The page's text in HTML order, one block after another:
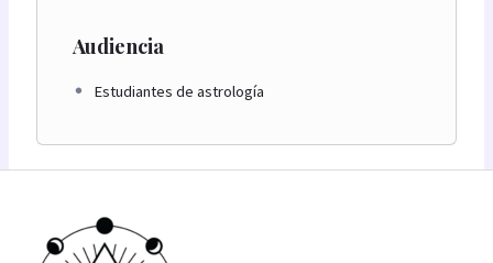
Audiencia
Estudiantes de astrología